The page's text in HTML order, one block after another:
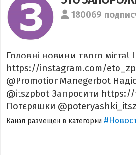
180069
Головні новини твого міста!
https://instagram.com/eto_zp
@PromotionManegerbot
@itszpbot Запросити
Потєряшки
Канал размещен в категории